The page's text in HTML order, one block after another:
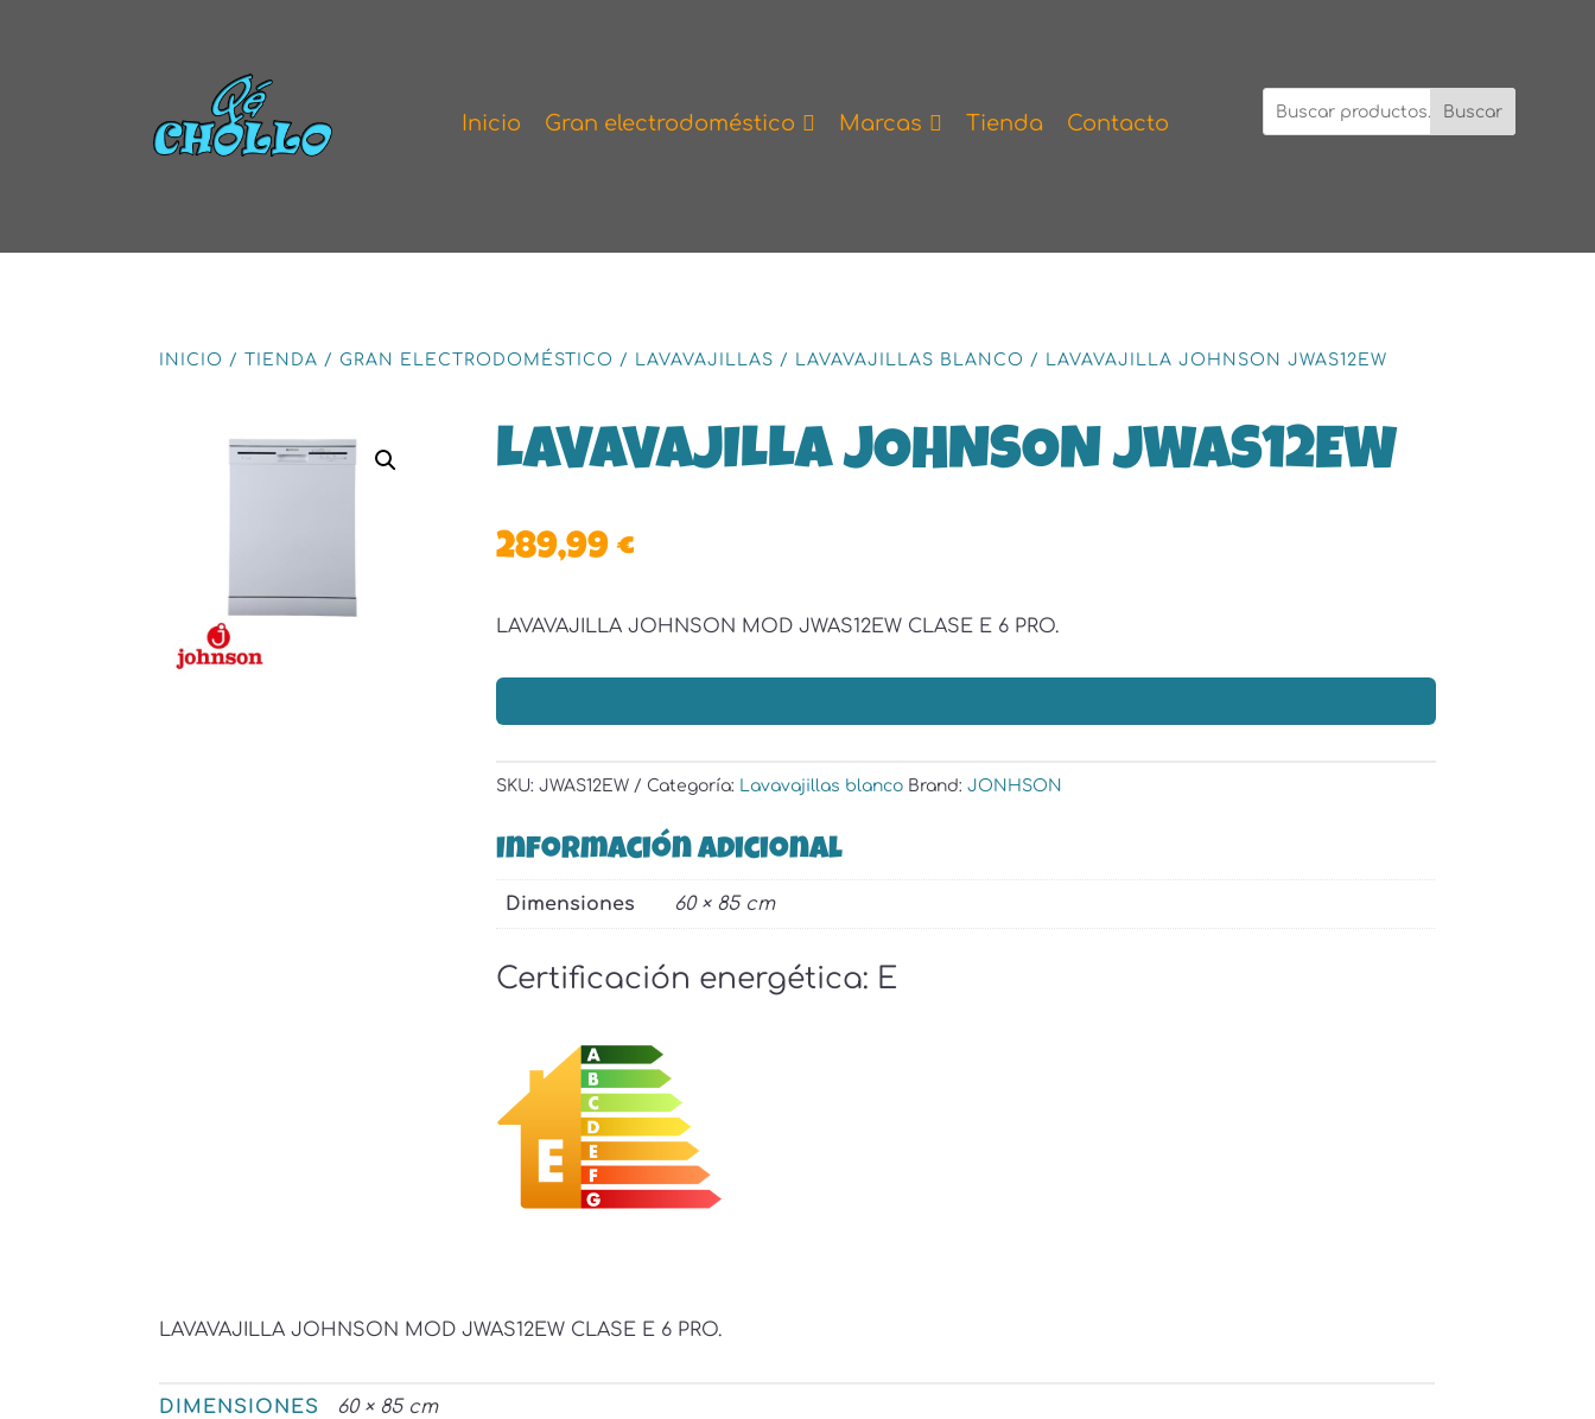
Inicio Gran electrodoméstico Marcas Tienda Contacto Buscar
INICIO /TIENDA / GRAN ELECTRODOMÉSTICO / LAVAVAJILLAS / LAVAVAJILLAS BLANCO / LAVAVAJILLA JOHNSON JWAS12EW
LAVAVAJILLA JOHNSON JWAS12EW
289,99€
LAVAVAJILLA JOHNSON MOD JWAS12EW CLASE E 6 PRO.
SKU: JWAS12EW Categoría: Lavavajillas blanco Brand: JONHSON
Información adicional
Dimensiones 60 × 85 cm
Certificación energética: E
LAVAVAJILLA JOHNSON MOD JWAS12EW CLASE E 6 PRO.
DIMENSIONES 60 × 85 cm